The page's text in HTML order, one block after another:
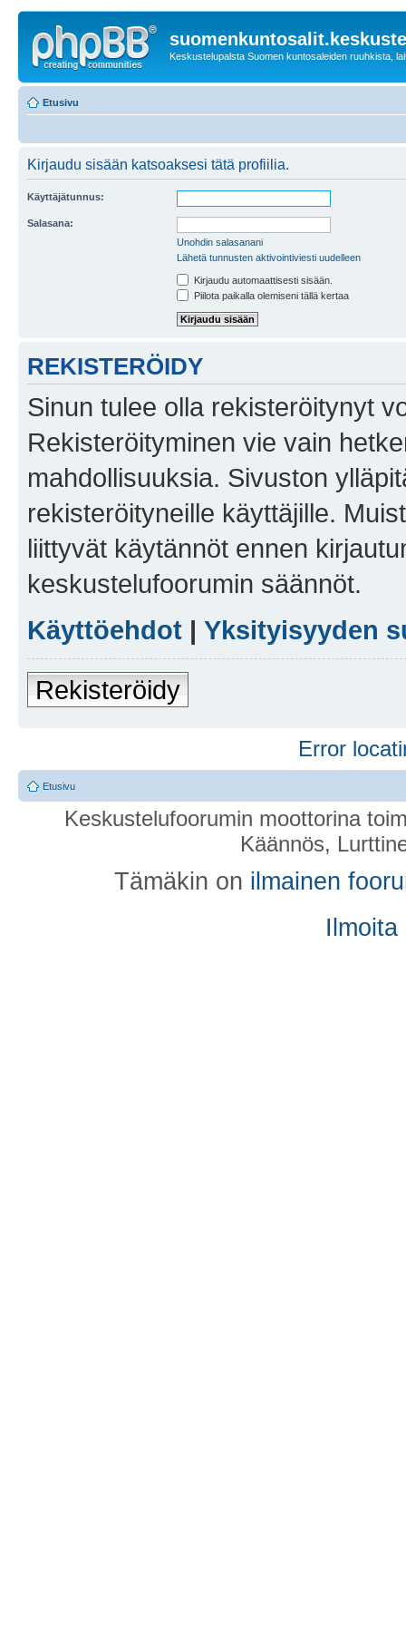
Keskustelupalsta Suomen kuntosaleiden ruuhkista,
Etusivu
Kirjaudu sisään katsoaksesi tätä profiilia.
Käyttäjätunnus:
Salasana:
Unohdin salasanani
Lähetä tunnusten aktivointiviesti uudelleen
Kirjaudu automaattisesti sisään.
Piilota paikalla olemiseni tällä kertaa
REKISTERÖIDY
Sinun tulee olla rekisteröitynyt
Rekisteröityminen vie vain
mahdollisuuksia. Sivuston
rekisteröityneille käyttäjille.
liittyvät käytännöt ennen
keskustelufoorumin säännöt.
Käyttöehdot | Yksityisyyden
Rekisteröidy
Error
Etusivu
Keskustelufoorumin moottorina
Käännös,
Tämäkin on ilmainen